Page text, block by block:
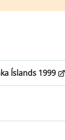
Íslands 1999